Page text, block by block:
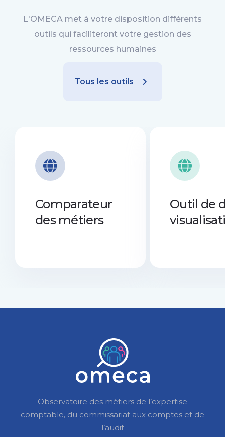
Comparateur
des métiers
Outil de
L'OMECA met à votre disposition différents
outils qui faciliteront votre gestion des
ressources humaines
Tous les outils
Observatoire des métiers de l’expertise
comptable, du commissariat aux comptes et de
l’audit